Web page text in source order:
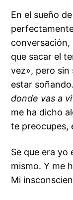
En el sueño
que sacar el
vez», pero sin
estar
donde vas a
me ha dicho
te preocupes,
Se que era yo
mismo. Y me
Mi